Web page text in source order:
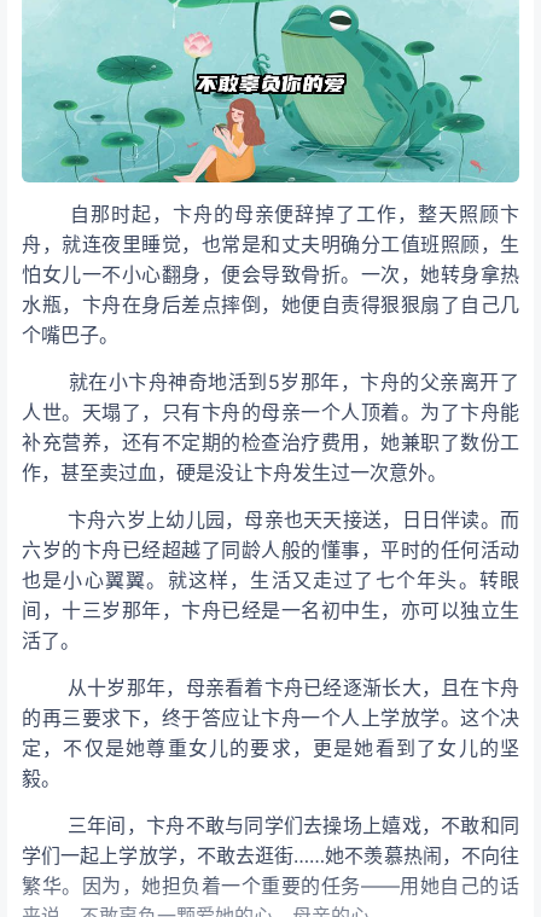
自那时起，卞舟的母亲便辞掉了工作，整天照顾卞
舟，就连夜里睡觉，也常是和丈夫明确分工值班照顾，生
怕女儿一不小心翻身，便会导致骨折。一次，她转身拿热
水瓶，卞舟在身后差点摔倒，她便自责得狠狠扇了自己几
个嘴巴子。
就在小卞舟神奇地活到5岁那年，卞舟的父亲离开了
人世。天塌了，只有卞舟的母亲一个人顶着。为了卞舟能
补充营养，还有不定期的检查治疗费用，她兼职了数份工
作，甚至卖过血，硬是没让卞舟发生过一次意外。
卞舟六岁上幼儿园，母亲也天天接送，日日伴读。而
六岁的卞舟已经超越了同龄人般的懂事，平时的任何活动
也是小心翼翼。就这样，生活又走过了七个年头。转眼
间，十三岁那年，卞舟已经是一名初中生，亦可以独立生
活了。
从十岁那年，母亲看着卞舟已经逐渐长大，且在卞舟
的再三要求下，终于答应让卞舟一个人上学放学。这个决
定，不仅是她尊重女儿的要求，更是她看到了女儿的坚
毅。
三年间，卞舟不敢与同学们去操场上嬉戏，不敢和同
学们一起上学放学，不敢去逛街……她不羡慕热闹，不向往
繁华。因为，她担负着一个重要的任务——用她自己的话